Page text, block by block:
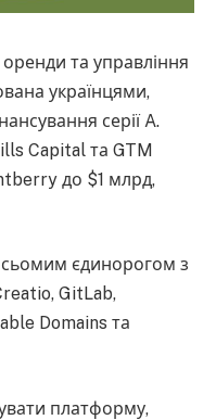
та управління
українцями,
серії A.
Capital та GTM
до $1 млрд,
єдинорогом з
GitLab,
Domains та
платформу,